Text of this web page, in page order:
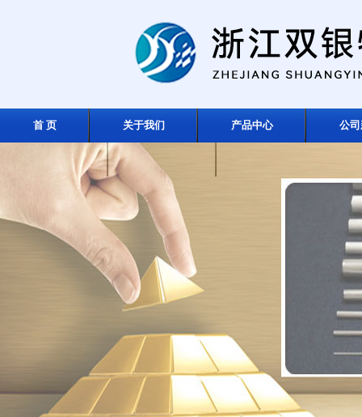
首 页 关于我们 产品中心 公
联系我们